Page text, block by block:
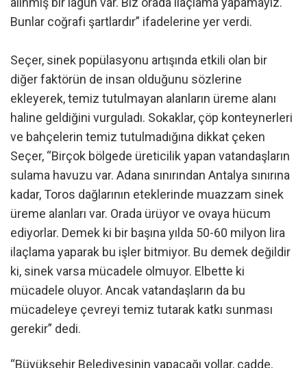
Bunlar coğrafi şartlardır” ifadelerine yer verdi.
Seçer, sinek popülasyonu artışında etkili olan bir
diğer faktörün de insan olduğunu sözlerine
ekleyerek, temiz tutulmayan alanların üreme alanı
haline geldiğini vurguladı. Sokaklar, çöp konteynerleri
ve bahçelerin temiz tutulmadığına dikkat çeken
Seçer, “Birçok bölgede üreticilik yapan vatandaşların
sulama havuzu var. Adana sınırından Antalya sınırına
kadar, Toros dağlarının eteklerinde muazzam sinek
üreme alanları var. Orada ürüyor ve ovaya hücum
ediyorlar. Demek ki bir başına yılda 50-60 milyon lira
ilaçlama yaparak bu işler bitmiyor. Bu demek değildir
ki, sinek varsa mücadele olmuyor. Elbette ki
mücadele oluyor. Ancak vatandaşların da bu
mücadeleye çevreyi temiz tutarak katkı sunması
gerekir” dedi.
“Büyükşehir Belediyesinin yapacağı yollar, cadde,